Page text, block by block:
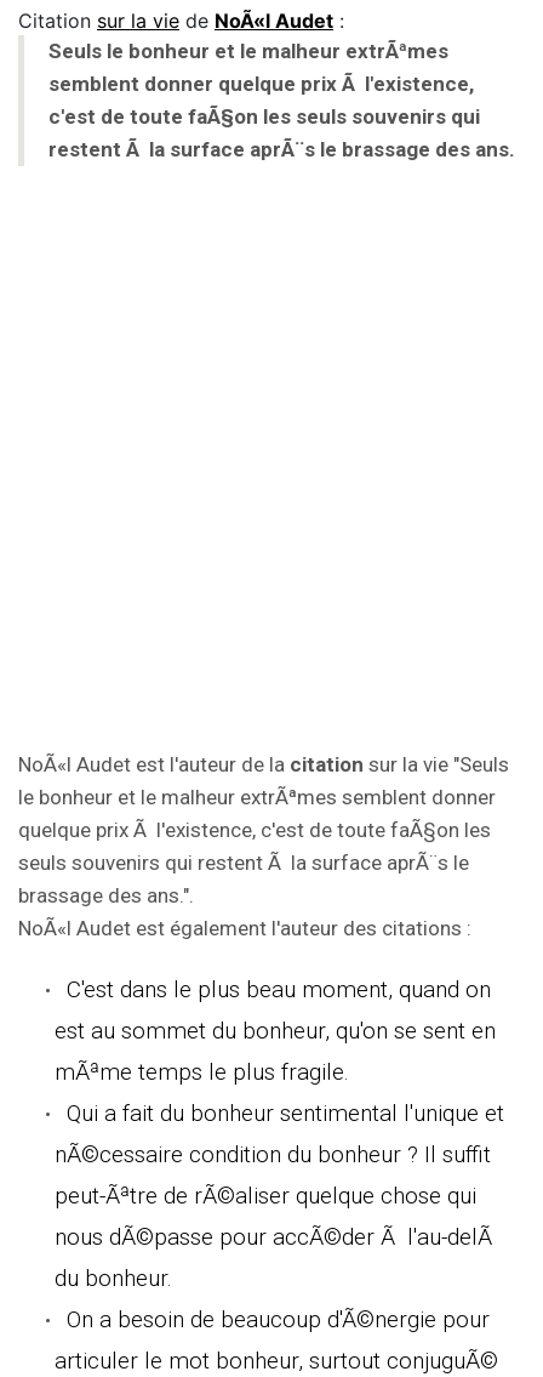
Citation sur la vie de NoÃ«l Audet :
Seuls le bonheur et le malheur extrÃªmes
semblent donner quelque prix Ã l'existence,
c'est de toute faÃ§on les seuls souvenirs qui
restent Ã la surface aprÃ¨s le brassage des ans.
NoÃ«l Audet est l'auteur de la citation sur la vie "Seuls
le bonheur et le malheur extrÃªmes semblent donner
quelque prix Ã l'existence, c'est de toute faÃ§on les
seuls souvenirs qui restent Ã la surface aprÃ¨s le
brassage des ans.".
NoÃ«l Audet est également l'auteur des citations :
C'est dans le plus beau moment, quand on
est au sommet du bonheur, qu'on se sent en
mÃªme temps le plus fragile.
Qui a fait du bonheur sentimental l'unique et
nÃ©cessaire condition du bonheur ? Il suffit
peut-Ãªtre de rÃ©aliser quelque chose qui
nous dÃ©passe pour accÃ©der Ã l'au-delÃ
du bonheur.
On a besoin de beaucoup d'Ã©nergie pour
articuler le mot bonheur, surtout conjuguÃ©